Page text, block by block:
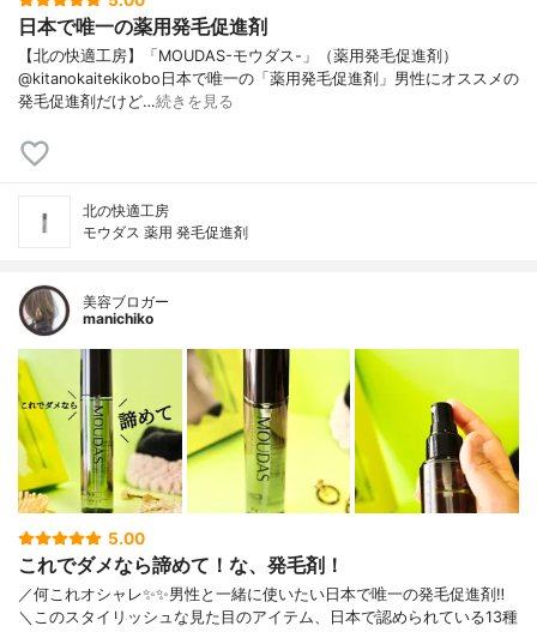
日本で唯一の薬用発毛促進剤
【北の快適工房】「MOUDAS-モウダス-」（薬用発毛促進剤）
@kitanokaitekikobo日本で唯一の「薬用発毛促進剤」男性にオススメの
発毛促進剤だけど…続きを見る
北の快適工房
モウダス 薬用 発毛促進剤
美容ブロガー
manichiko
5.00
これでダメなら諦めて！な、発毛剤！
／何これオシャレ✨✨男性と一緒に使いたい日本で唯一の発毛促進剤‼︎
＼このスタイリッシュな見た目のアイテム、日本で認められている13種